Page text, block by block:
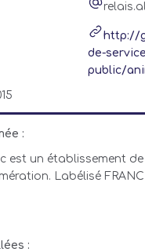
http://
de-
public/
:
est un établissement
Labélisé
: